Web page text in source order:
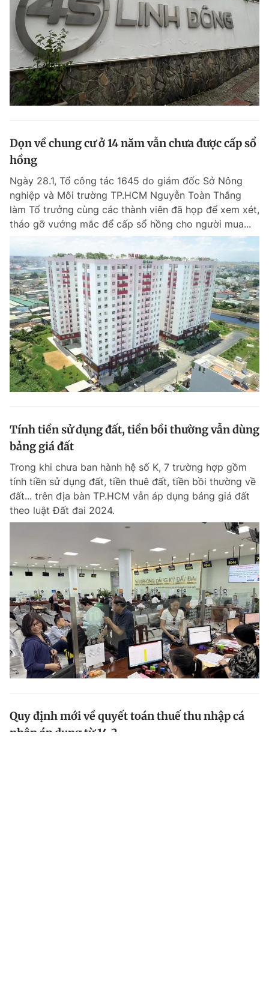
Dọn về chung cư ở 14 năm vẫn chưa được cấp sổ
hồng
Ngày 28.1, Tổ công tác 1645 do giám đốc Sở Nông
nghiệp và Môi trường TP.HCM Nguyễn Toàn Thắng
làm Tổ trưởng cùng các thành viên đã họp để xem xét,
tháo gỡ vướng mắc để cấp sổ hồng cho người mua...
Tính tiền sử dụng đất, tiền bồi thường vẫn dùng
bảng giá đất
Trong khi chưa ban hành hệ số K, 7 trường hợp gồm
tính tiền sử dụng đất, tiền thuê đất, tiền bồi thường về
đất... trên địa bàn TP.HCM vẫn áp dụng bảng giá đất
theo luật Đất đai 2024.
Quy định mới về quyết toán thuế thu nhập cá
nhân áp dụng từ 14.2